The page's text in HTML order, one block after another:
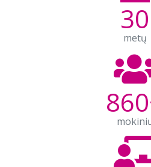
30
metų
860